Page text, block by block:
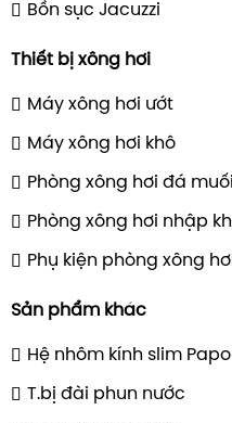
Bồn sục Jacuzzi
Thiết bị xông hơi
Máy xông hơi ướt
Máy xông hơi khô
Phòng xông hơi đá
Phòng xông hơi nhập
Phụ kiện phòng xông
Sản phẩm khác
Hệ nhôm kính slim Papo
T.bị đài phun nước